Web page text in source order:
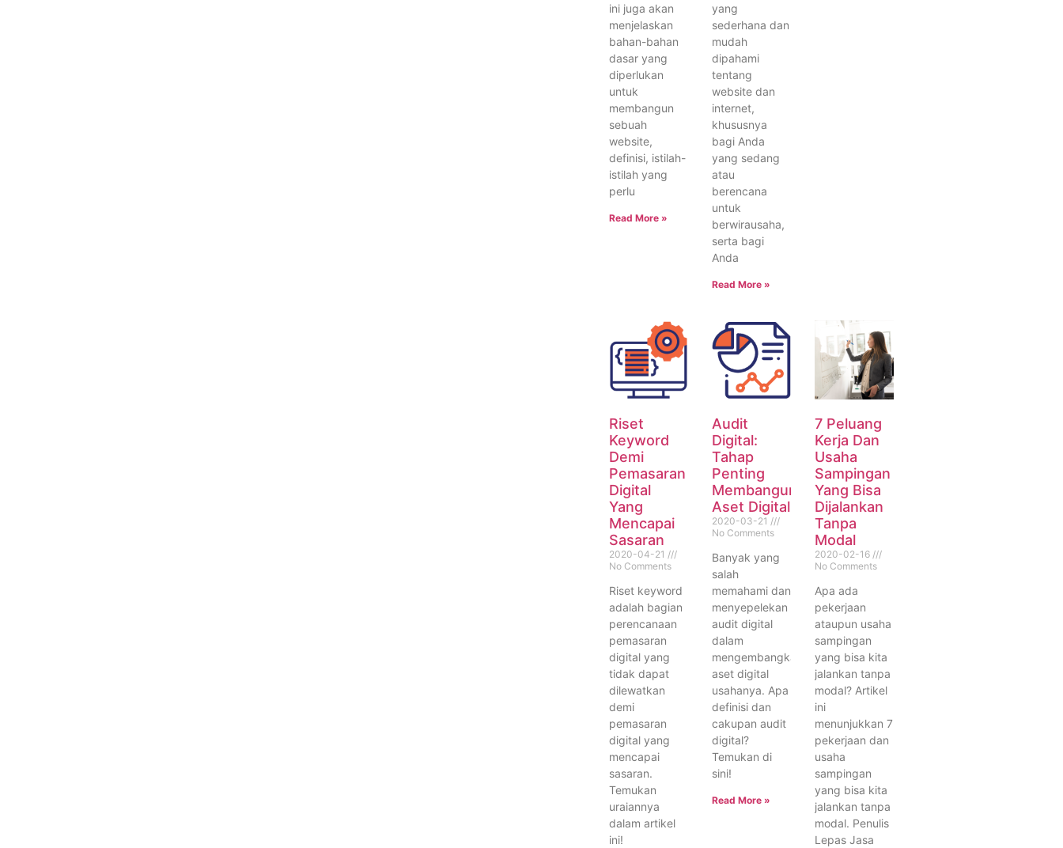
ini juga akan
menjelaskan
bahan-bahan
dasar yang
diperlukan
untuk
membangun
sebuah
website,
definisi, istilah-
istilah yang
perlu
Read More »
yang
sederhana dan
mudah
dipahami
tentang
website dan
internet,
khususnya
bagi Anda
yang sedang
atau
berencana
untuk
berwirausaha,
serta bagi
Anda
Read More »
Riset
Keyword
Demi
Pemasaran
Digital
Yang
Mencapai
Sasaran
2020-04-21
No Comments
Riset keyword
adalah bagian
perencanaan
pemasaran
digital yang
tidak dapat
dilewatkan
demi
pemasaran
digital yang
mencapai
sasaran.
Temukan
uraiannya
dalam artikel
ini!
Audit
Digital:
Tahap
Penting
Membangun
Aset Digital
2020-03-21
No Comments
Banyak yang
salah
memahami dan
menyepelekan
audit digital
dalam
mengembangkan
aset digital
usahanya. Apa
definisi dan
cakupan audit
digital?
Temukan di
sini!
Read More »
7 Peluang
Kerja Dan
Usaha
Sampingan
Yang Bisa
Dijalankan
Tanpa
Modal
2020-02-16
No Comments
Apa ada
pekerjaan
ataupun usaha
sampingan
yang bisa kita
jalankan tanpa
modal? Artikel
ini
menunjukkan 7
pekerjaan dan
usaha
sampingan
yang bisa kita
jalankan tanpa
modal. Penulis
Lepas Jasa